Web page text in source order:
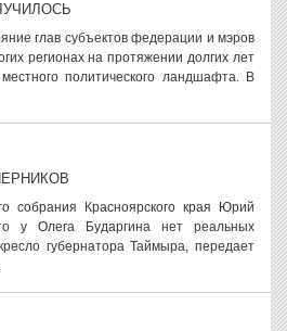
глав субъектов федерации и мэров
регионах на протяжении долгих лет
политического ландшафта. В
собрания Красноярского края Юрий
у Олега Бударгина нет реальных
губернатора Таймыра, передает